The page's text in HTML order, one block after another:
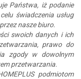
Państwa, iż podanie
świadczenia usług
nasze biuro.
swoich danych i ich
prawo do
zgody w dowolnym
przetwarzania.
podmiotom